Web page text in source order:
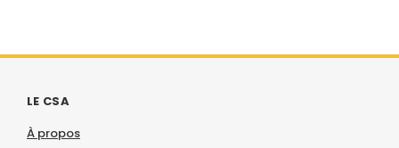
LE CSA
À propos